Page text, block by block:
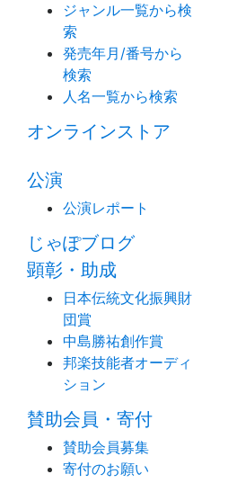
ジャンル一覧から検
索
発売年月/番号から
検索
人名一覧から検索
オンラインストア
公演
公演レポート
じゃぽブログ
顕彰・助成
日本伝統文化振興財
団賞
中島勝祐創作賞
邦楽技能者オーディ
ション
賛助会員・寄付
賛助会員募集
寄付のお願い